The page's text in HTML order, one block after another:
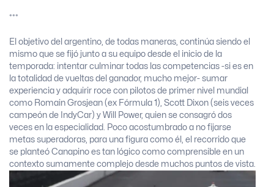
***
El objetivo del argentino, de todas maneras, continúa siendo el
mismo que se fijó junto a su equipo desde el inicio de la
temporada: intentar culminar todas las competencias -si es en
la totalidad de vueltas del ganador, mucho mejor- sumar
experiencia y adquirir roce con pilotos de primer nivel mundial
como Romain Grosjean (ex Fórmula 1), Scott Dixon (seis veces
campeón de IndyCar) y Will Power, quien se consagró dos
veces en la especialidad. Poco acostumbrado a no fijarse
metas superadoras, para una figura como él, el recorrido que
se planteó Canapino es tan lógico como comprensible en un
contexto sumamente complejo desde muchos puntos de vista.